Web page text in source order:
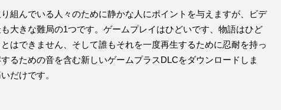
組んでいる人々のために静かな人にポイントを与えますが、ビデ
大きな難局の1つです。ゲームプレイはひどいです、物語はひど
はできません、そして誰もそれを一度再生するために忍耐を持っ
るための音を含む新しいゲームプラスDLCをダウンロードしま
だけです。